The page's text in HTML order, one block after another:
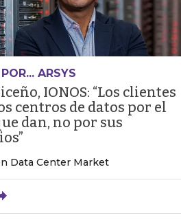
ARSYS
IONOS: “Los clientes
centros de datos por el
dan, no por sus
Data Center Market